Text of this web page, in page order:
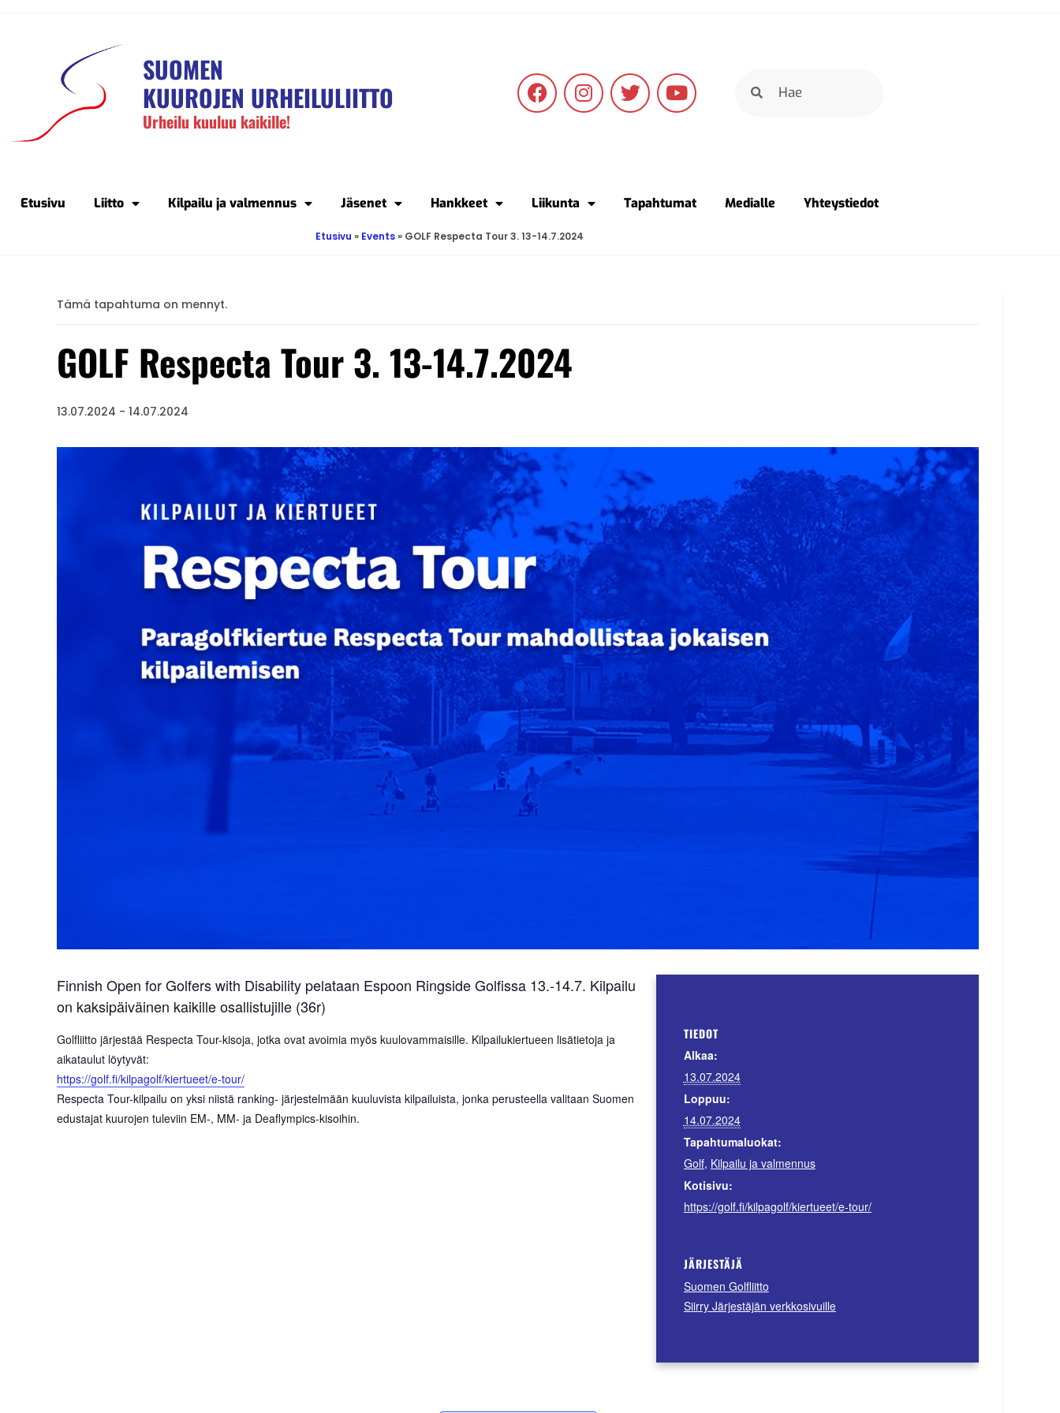
SUOMEN
KUUROJEN URHEILULIITTO
Urheilu kuuluu kaikille!
Etusivu Liitto Kilpailu ja valmennus Jäsenet Hankkeet Liikunta Tapahtumat Medialle Yhteystiedot
Etusivu » Events» GOLF Respecta Tour 3. 13-14.7.2024
Tämä tapahtuma on mennyt.
GOLF Respecta Tour 3. 13-14.7.2024
13.07.2024 - 14.07.2024
Finnish Open for Golfers with Disability pelataan Espoon Ringside Golfissa 13.-14.7. Kilpailu
on kaksipäiväinen kaikille osallistujille (36r)
Golfliitto järjestää Respecta Tour-kisoja, jotka ovat avoimia myös kuulovammaisille. Kilpailukiertueen lisätietoja ja
aikataulut löytyvät:
https://golf.fi/kilpagolf/kiertueet/e-tour/
Respecta Tour-kilpailu on yksi niistä ranking- järjestelmään kuuluvista kilpailuista, jonka perusteella valitaan Suomen
edustajat kuurojen tuleviin EM-, MM- ja Deaflympics-kisoihin.
TIEDOT
Alkaa:
13.07.2024
Loppuu:
14.07.2024
Tapahtumaluokat:
Golf, Kilpailu ja valmennus
Kotisivu:
https://golf.fi/kilpagolf/kiertueet/e-tour/
JÄRJESTÄJÄ
Suomen Golfliitto
Siirry Järjestäjän verkkosivuille